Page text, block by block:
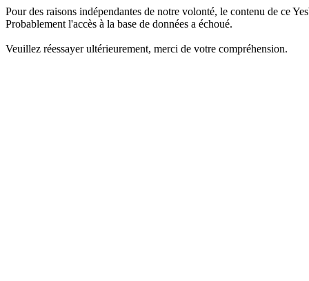
Pour des raisons indépendantes de notre volonté, le contenu de ce
Probablement l'accès à la base de données a échoué.
Veuillez réessayer ultérieurement, merci de votre compréhension.